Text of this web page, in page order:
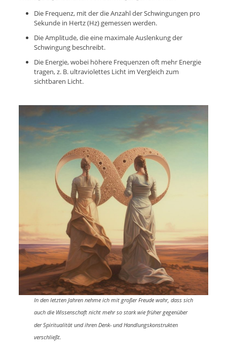
Die Frequenz, mit der die Anzahl der Schwingungen pro
Sekunde in Hertz (Hz) gemessen werden.
Die Amplitude, die eine maximale Auslenkung der
Schwingung beschreibt.
Die Energie, wobei höhere Frequenzen oft mehr Energie
tragen, z. B. ultraviolettes Licht im Vergleich zum
sichtbaren Licht.
In den letzten Jahren nehme ich mit großer Freude wahr, dass sich
auch die Wissenschaft nicht mehr so stark wie früher gegenüber
der Spiritualität und ihren Denk- und Handlungskonstrukten
verschließt.